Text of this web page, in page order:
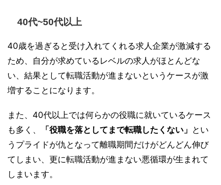
40代~50代以上
40歳を過ぎると受け入れてくれる求人企業が激減する
ため、自分が求めているレベルの求人がほとんどな
い、結果として転職活動が進まないというケースが激
増することになります。
また、40代以上では何らかの役職に就いているケース
も多く、
「役職を落としてまで転職したくない」 とい
うプライドが仇となって離職期間だけがどんどん伸び
てしまい、更に転職活動が進まない悪循環が生まれて
しまいます。